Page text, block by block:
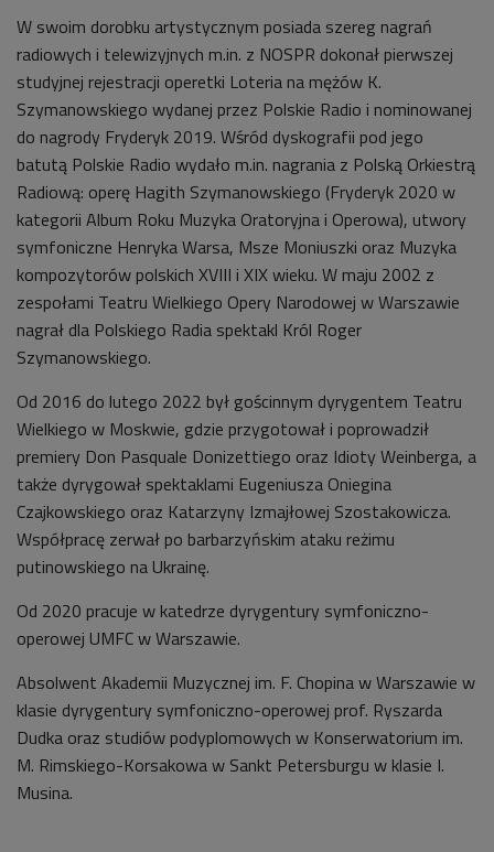
W swoim dorobku artystycznym posiada szereg nagrań
radiowych i telewizyjnych m.in. z NOSPR dokonał pierwszej
studyjnej rejestracji operetki Loteria na mężów K.
Szymanowskiego wydanej przez Polskie Radio i nominowanej
do nagrody Fryderyk 2019. Wśród dyskografii pod jego
batutą Polskie Radio wydało m.in. nagrania z Polską Orkiestrą
Radiową: operę Hagith Szymanowskiego (Fryderyk 2020 w
kategorii Album Roku Muzyka Oratoryjna i Operowa), utwory
symfoniczne Henryka Warsa, Msze Moniuszki oraz Muzyka
kompozytorów polskich XVIII i XIX wieku. W maju 2002 z
zespołami Teatru Wielkiego Opery Narodowej w Warszawie
nagrał dla Polskiego Radia spektakl Król Roger
Szymanowskiego.
Od 2016 do lutego 2022 był gościnnym dyrygentem Teatru
Wielkiego w Moskwie, gdzie przygotował i poprowadził
premiery Don Pasquale Donizettiego oraz Idioty Weinberga, a
także dyrygował spektaklami Eugeniusza Oniegina
Czajkowskiego oraz Katarzyny Izmajłowej Szostakowicza.
Współpracę zerwał po barbarzyńskim ataku reżimu
putinowskiego na Ukrainę.
Od 2020 pracuje w katedrze dyrygentury symfoniczno-
operowej UMFC w Warszawie.
Absolwent Akademii Muzycznej im. F. Chopina w Warszawie w
klasie dyrygentury symfoniczno-operowej prof. Ryszarda
Dudka oraz studiów podyplomowych w Konserwatorium im.
M. Rimskiego-Korsakowa w Sankt Petersburgu w klasie I.
Musina.